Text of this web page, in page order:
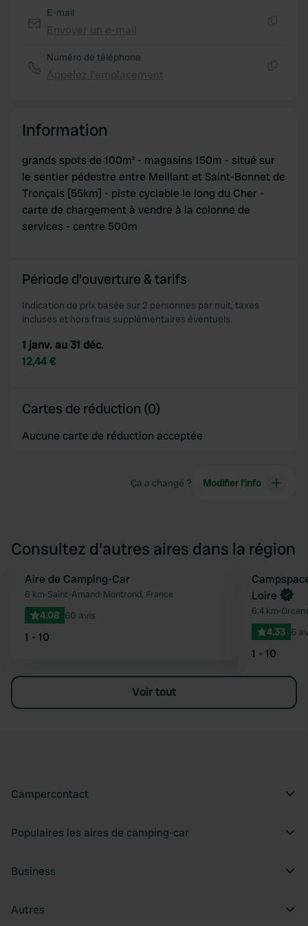
E-mail
Numéro de téléphone
Information
grands spots de 100m² - magasins 150m - situé sur
le sentier pédestre entre Meillant et Saint-Bonnet de
Tronçais [55km] - piste cyclable le long du Cher -
carte de chargement à vendre à la colonne de
services - centre 500m
Période d'ouverture & tarifs
Indication de prix basée sur 2 personnes par nuit, taxes
incluses et hors frais supplémentaires éventuels.
1 janv. au 31 déc.
12,44 €
Cartes de réduction (0)
Aucune carte de réduction acceptée
Ça a changé ? Modifier l’info
Consultez d'autres aires dans la région
Préféré
Aire de Camping-Car
6 km•Saint-Amand-Montrond, France
4.08 60 avis
1 - 10
Reserve
Loire
6,4 km•
4.33 6
1 - 10
Voir tout
Campercontact
Populaires les aires de camping-car
Business
Autres